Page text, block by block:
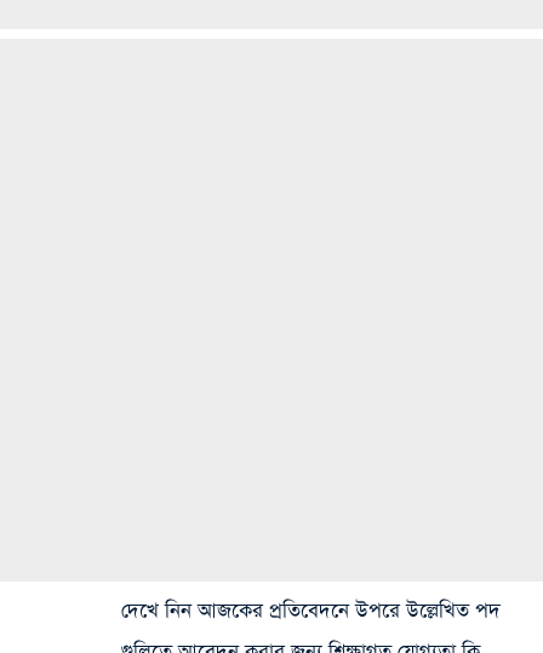
দেখে নিন আজকের প্রতিবেদনে উপরে উল্লেখিত পদ